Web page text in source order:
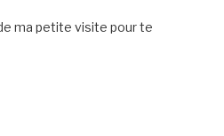
ma petite visite pour te